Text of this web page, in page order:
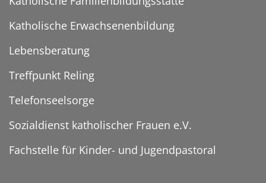
Katholische Erwachsenenbildung
Lebensberatung
Treffpunkt Reling
Telefonseelsorge
Sozialdienst katholischer Frauen e.V.
Fachstelle für Kinder- und Jugendpastoral